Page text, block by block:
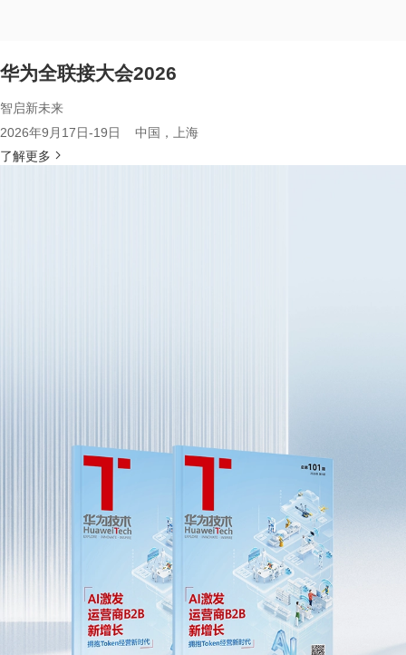
华为全联接大会2026
智启新未来
2026年9月17日-19日 中国，上海
了解更多